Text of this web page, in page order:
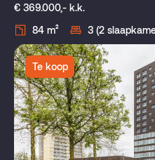
€ 369.000,- k.k.
84 m²
3 (2
Te koop